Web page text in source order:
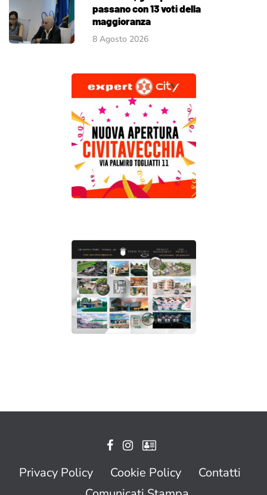
passano con 13 voti della
maggioranza
8 Agosto 2026
Privacy Policy Cookie Policy
Contatti